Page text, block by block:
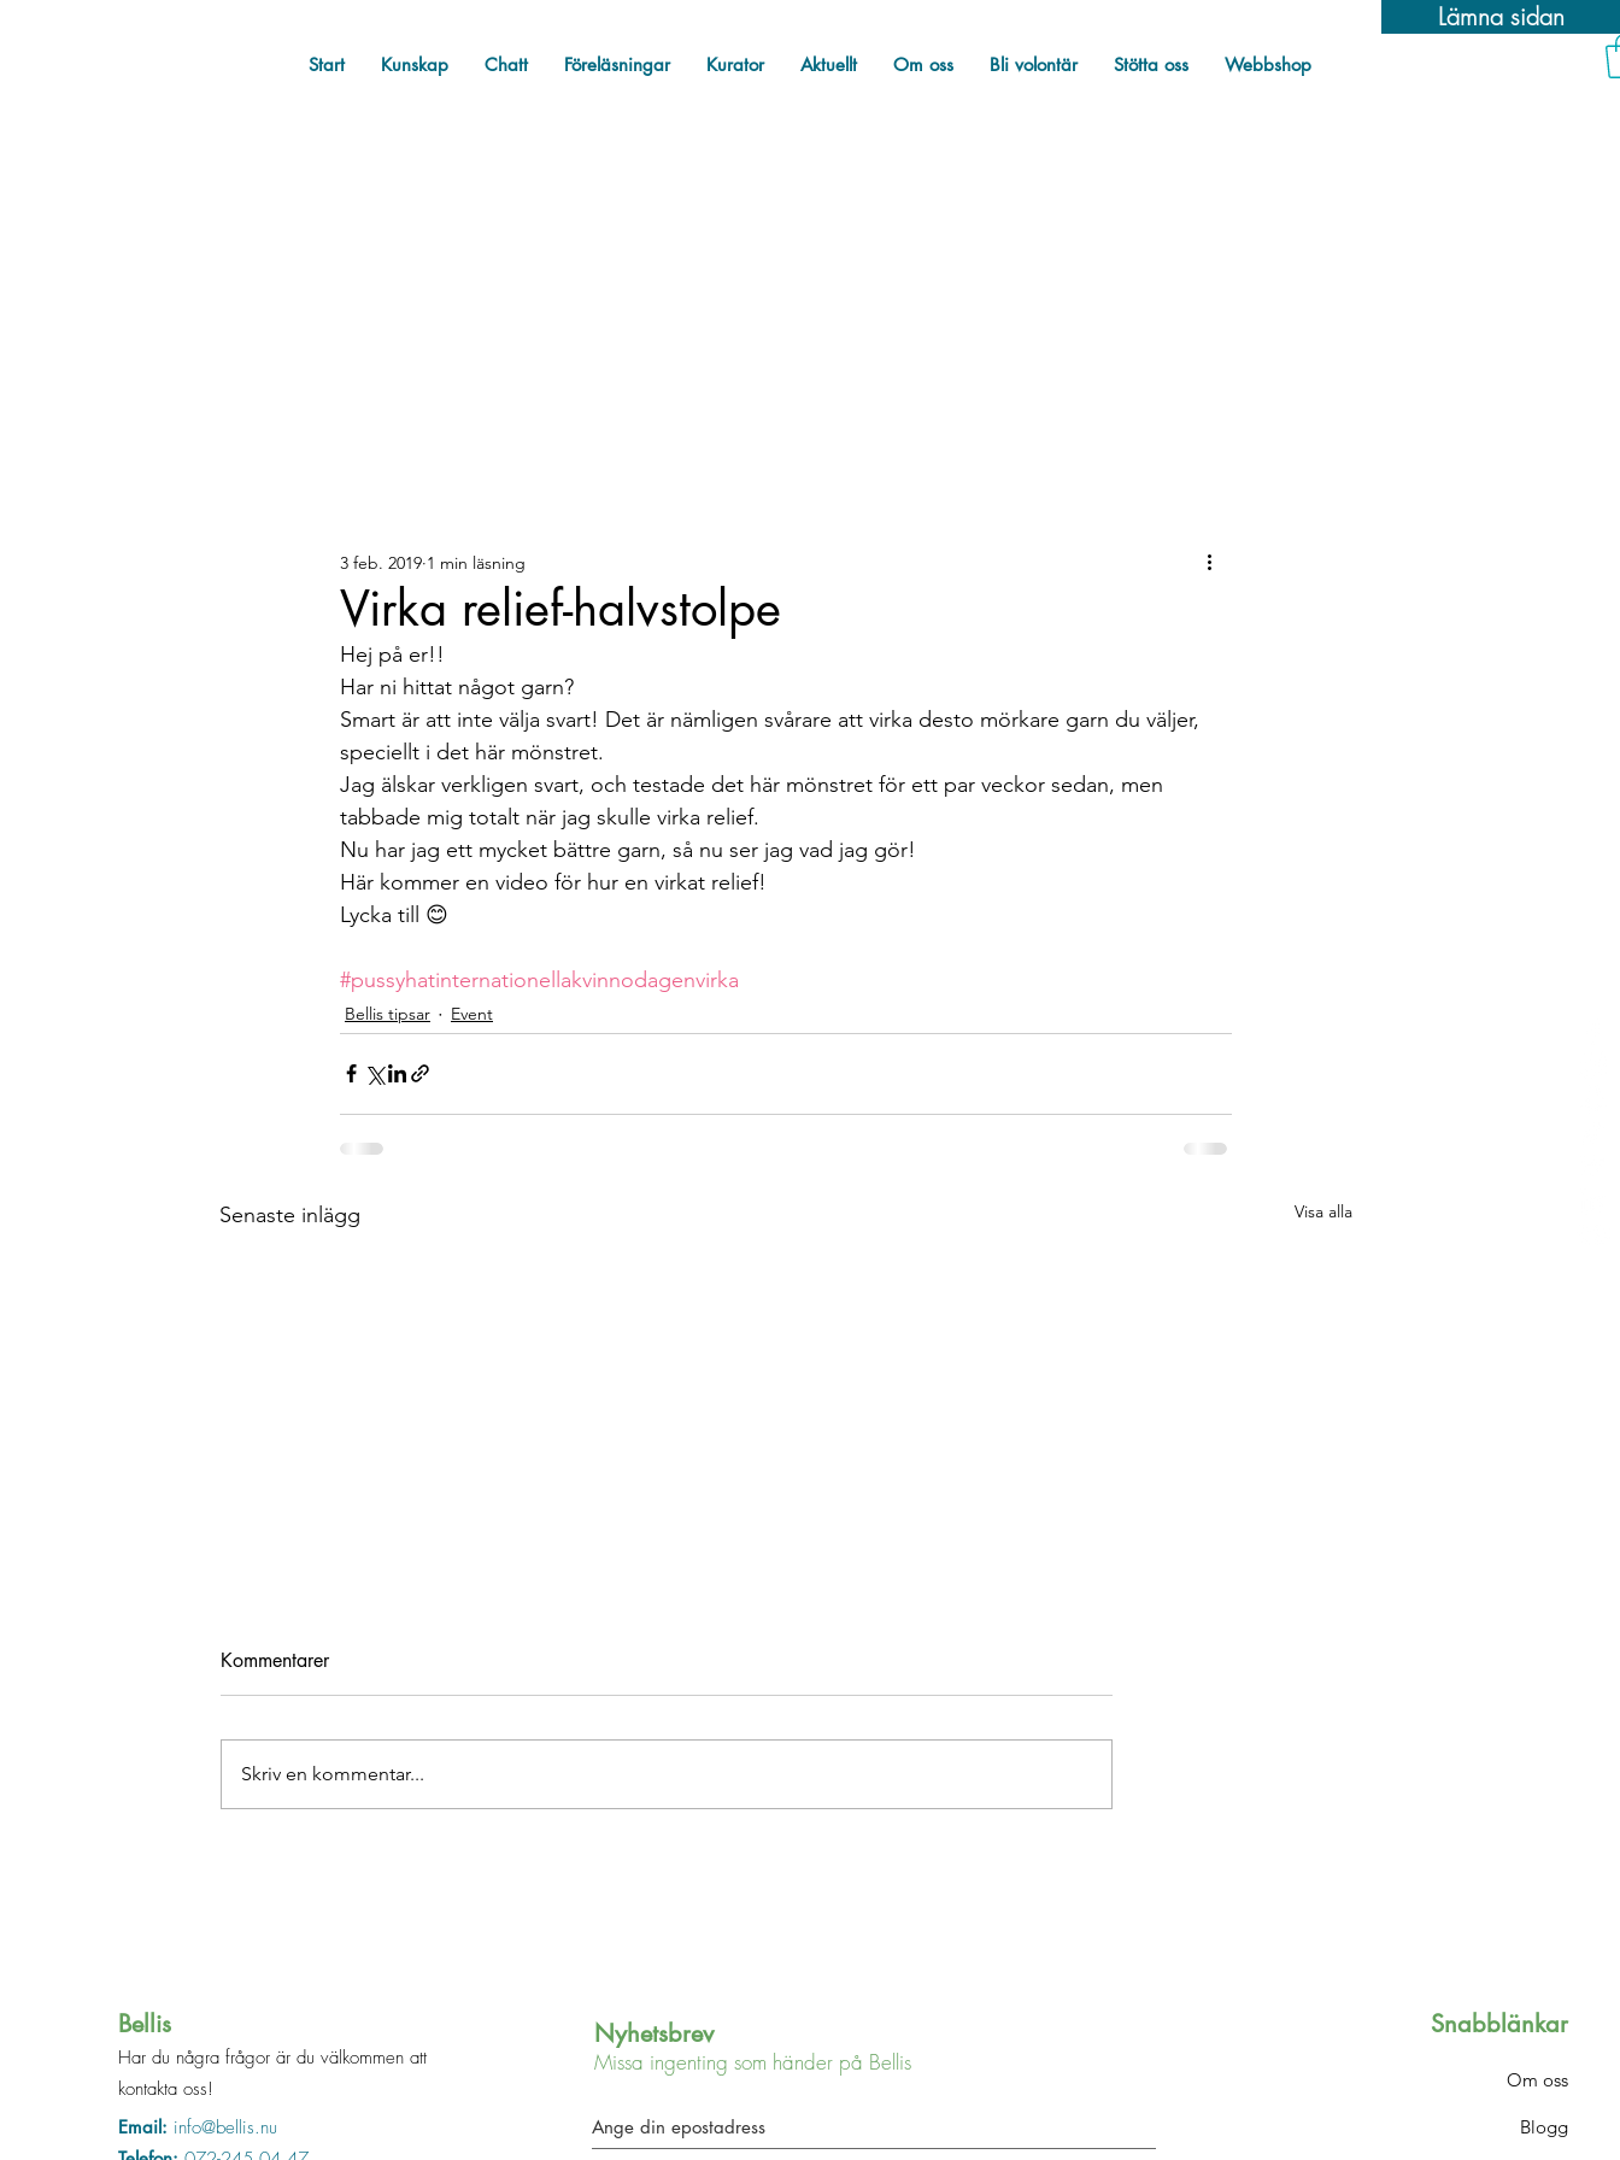
Lämna sidan
Start Kunskap Chatt Föreläsningar Kurator Aktuellt Om oss Bli volontär Stötta oss Webbshop
Bellis tipsar Gäster Mathilda tipsar om böcker!
Virka relief-halvstolpe
3 feb. 2019 1 min läsning
Hej på er!!
Har ni hittat något garn?
Smart är att inte välja svart! Det är nämligen svårare att virka desto mörkare garn du väljer,
speciellt i det här mönstret.
Jag älskar verkligen svart, och testade det här mönstret för ett par veckor sedan, men
tabbade mig totalt när jag skulle virka relief.
Nu har jag ett mycket bättre garn, så nu ser jag vad jag gör!
Här kommer en video för hur en virkat relief!
Lycka till 😊
#pussyhatinternationellakvinnodagenvirka
Bellis tipsar Event
Senaste inlägg Visa alla
Kommentarer
Skriv en kommentar...
Bellis
Har du några frågor är du välkommen att
kontakta oss!
Email: info@bellis.nu
Nyhetsbrev
Missa ingenting som händer på Bellis
Snabblänkar
Om oss
Blogg